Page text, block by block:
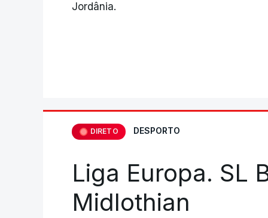
Jordânia.
DIRETO DESPORTO
Liga Europa. SL
Midlothian